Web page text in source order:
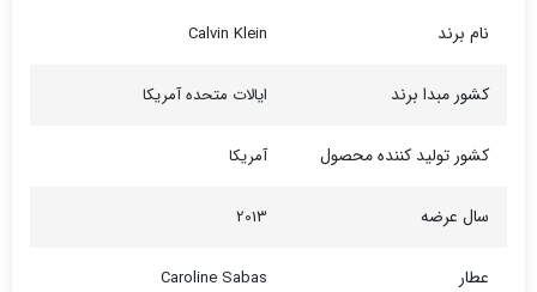
نام برند Calvin Klein
کشور مبدا برند ایالات متحده آمریکا
کشور تولید کننده محصول آمریکا
سال عرضه 2013
عطار Caroline Sabas